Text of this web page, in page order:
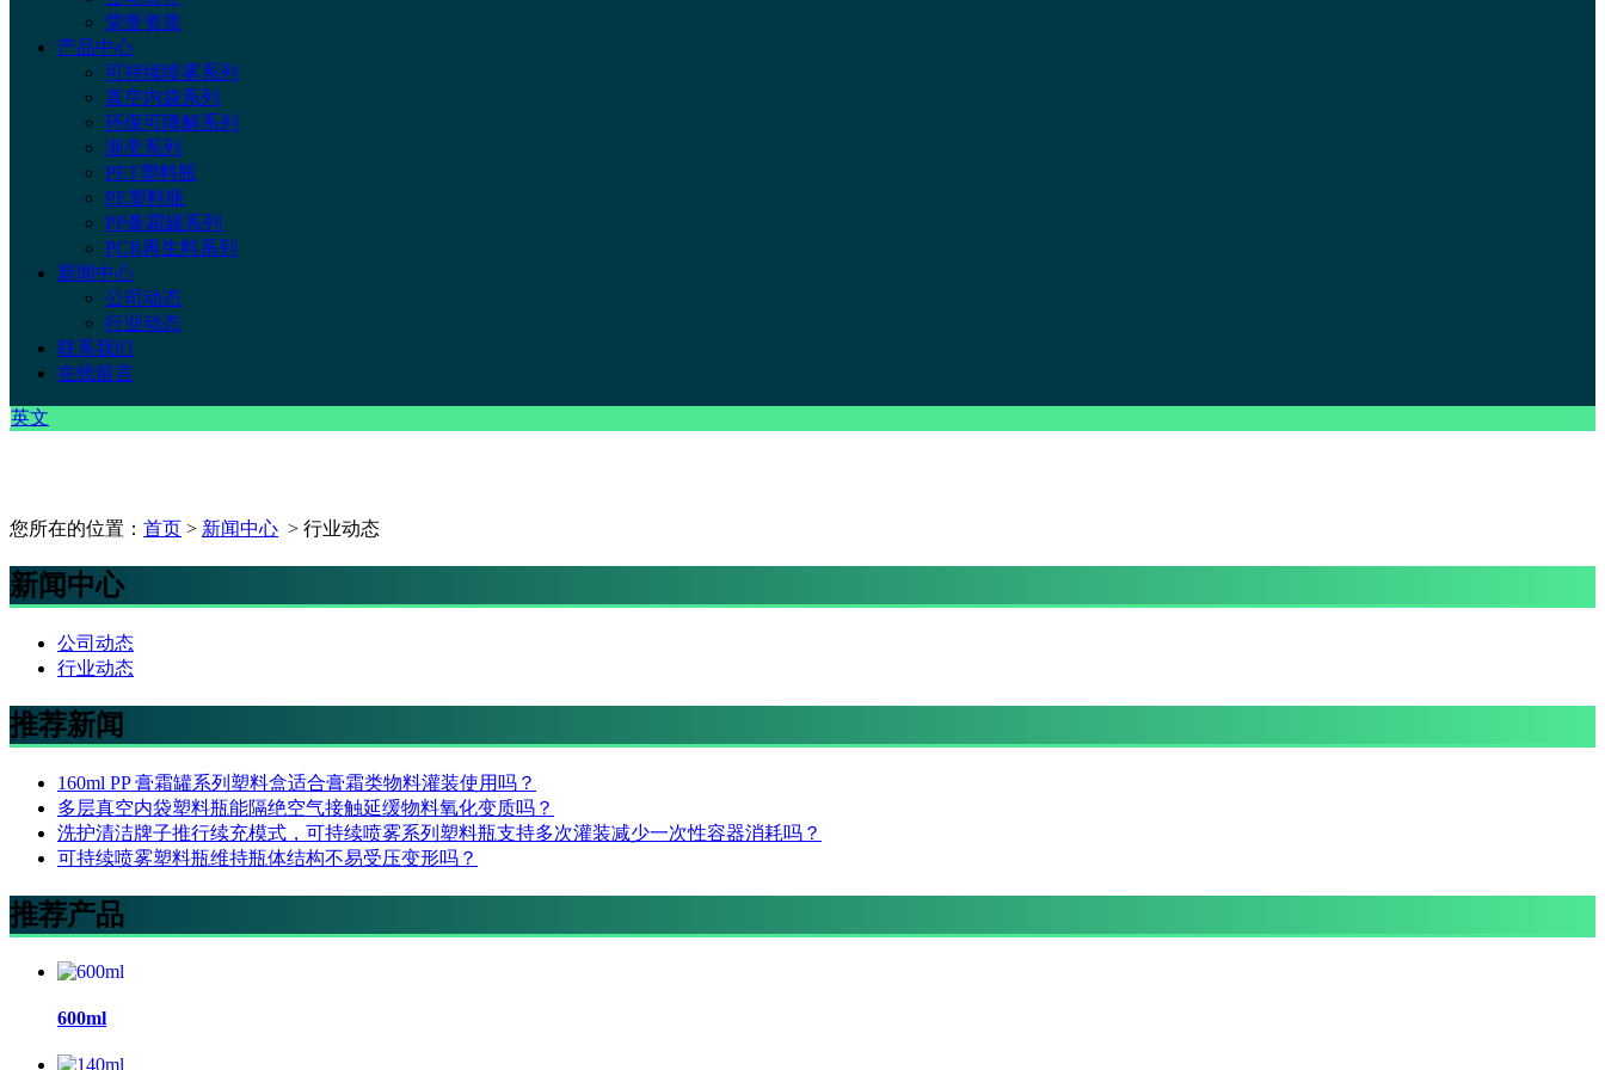
荣誉资质
产品中心
可持续喷雾系列
真空内袋系列
环保可降解系列
渐变系列
PET塑料瓶
PE塑料瓶
PP膏霜罐系列
PCR再生料系列
新闻中心
公司动态
行业动态
联系我们
在线留言
英文
您所在的位置： 首页 > 新闻中心 > 行业动态
新闻中心
公司动态
行业动态
推荐新闻
160ml PP 膏霜罐系列塑料盒适合膏霜类物料灌装使用吗？
多层真空内袋塑料瓶能隔绝空气接触延缓物料氧化变质吗？
洗护清洁牌子推行续充模式，可持续喷雾系列塑料瓶支持多次灌装减少一次性容器消耗吗？
可持续喷雾塑料瓶维持瓶体结构不易受压变形吗？
推荐产品
600ml